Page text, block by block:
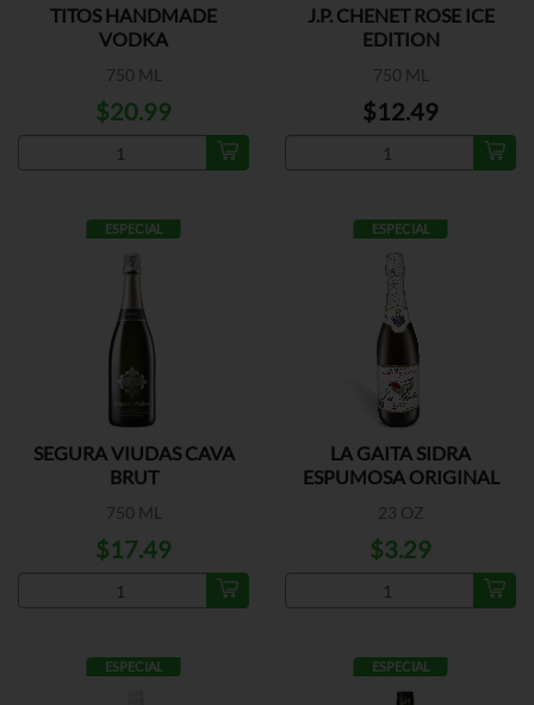
TITOS HANDMADE
VODKA
750 ML
$20.99
J.P. CHENET ROSE ICE
EDITION
750 ML
$12.49
ESPECIAL
SEGURA VIUDAS CAVA
BRUT
750 ML
$17.49
ESPECIAL
LA GAITA SIDRA
ESPUMOSA ORIGINAL
23 OZ
$3.29
ESPECIAL ESPECIAL